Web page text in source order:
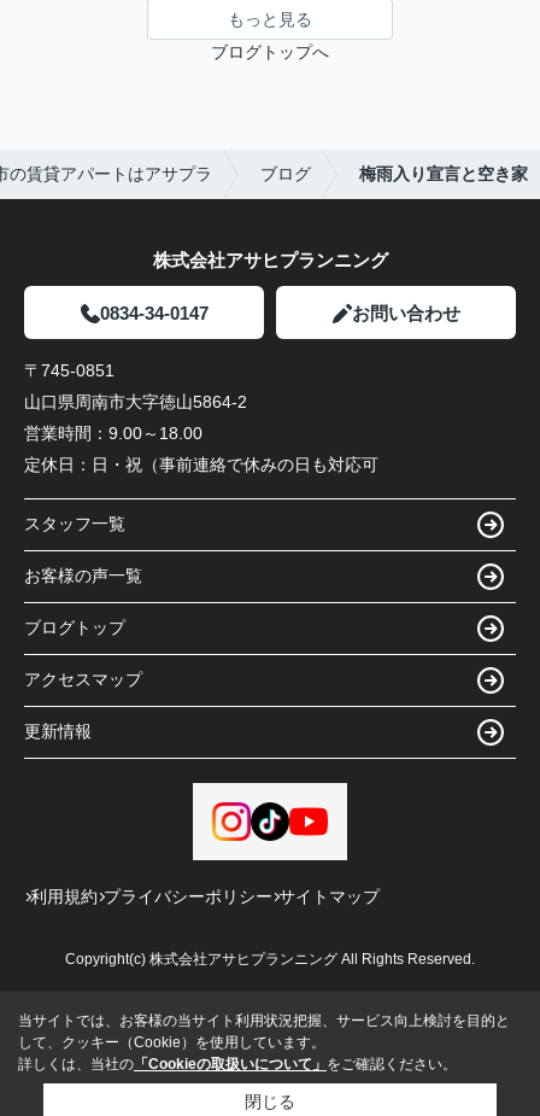
もっと見る
ブログトップへ
の賃貸アパートはアサプラ ブログ 梅雨入り宣言と空き家
株式会社アサヒプランニング
0834-34-0147 お問い合わせ
〒745-0851
山口県周南市大字徳山5864-2
営業時間： 9.00～18.00
定休日： 日・祝（事前連絡で休みの日も対応可
スタッフ一覧
お客様の声一覧
ブログトップ
アクセスマップ
更新情報
利用規約 プライバシーポリシー サイトマップ
Copyright(c) 株式会社アサヒプランニング All Rights Reserved.
当サイトでは、お客様の当サイト利用状況把握、サービス向上検討を目的と
して、クッキー（Cookie）を使用しています。
詳しくは、当社の 「Cookieの取扱いについて」 をご確認ください。
閉じる